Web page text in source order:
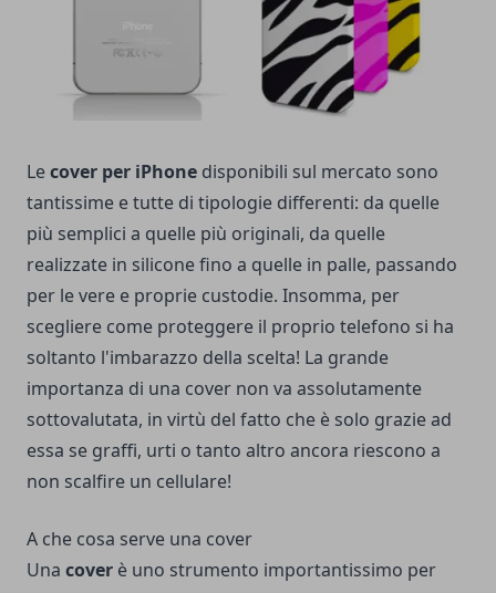
Lecover per iPhone disponibili sul mercato sono
tantissime e tutte di tipologie differenti: da quelle
più semplici a quelle più originali, da quelle
realizzate in silicone fino a quelle in palle, passando
per le vere e proprie custodie. Insomma, per
scegliere come proteggere il proprio telefono si ha
soltanto l'imbarazzo della scelta! La grande
importanza di una cover non va assolutamente
sottovalutata, in virtù del fatto che è solo grazie ad
essa se graffi, urti o tanto altro ancora riescono a
non scalfire un cellulare!
A che cosa serve una cover
Una cover è uno strumento importantissimo per